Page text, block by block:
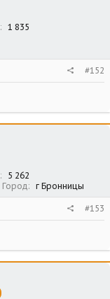
1 835
#152
5 262
Город г Бронницы
#153